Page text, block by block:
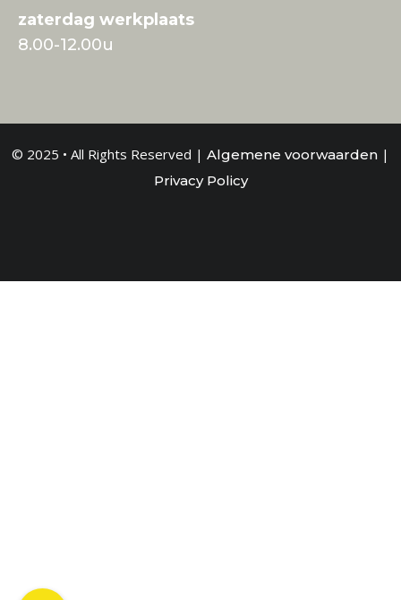
zaterdag werkplaats
8.00-12.00u
© 2025 • All Rights Reserved | Algemene voorwaarden |
Privacy Policy